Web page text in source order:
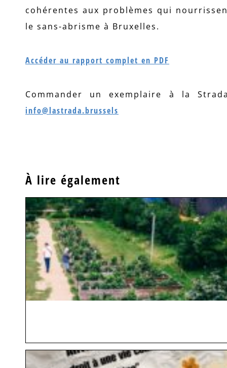
cohérentes aux problèmes qui
le sans-abrisme à Bruxelles.
Accéder au rapport complet en PDF
Commander un exemplaire à la
info@lastrada.brussels
À lire également